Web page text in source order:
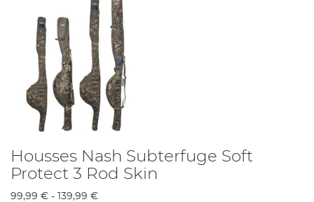
Housses Nash Subterfuge Soft
Protect 3 Rod Skin
99,99 € - 139,99 €